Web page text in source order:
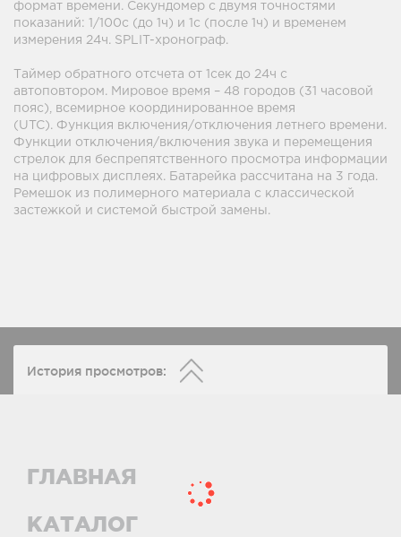
формат времени. Секундомер с двумя точностями
показаний: 1/100с (до 1ч) и 1с (после 1ч) и временем
измерения 24ч. SPLIT-хронограф.
Таймер обратного отсчета от 1сек до 24ч с
автоповтором. Мировое время – 48 городов (31 часовой
пояс), всемирное координированное время
(UTC). Функция включения/отключения летнего времени.
Функции отключения/включения звука и перемещения
стрелок для беспрепятственного просмотра информации
на цифровых дисплеях. Батарейка рассчитана на 3 года.
Ремешок из полимерного материала с классической
застежкой и системой быстрой замены.
История просмотров:
ГЛАВНАЯ
КАТАЛОГ